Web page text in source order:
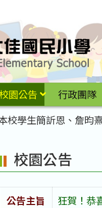
園公告 行政團隊
校學生簡訢恩、詹昀
校園公告
公告主旨
狂賀！恭